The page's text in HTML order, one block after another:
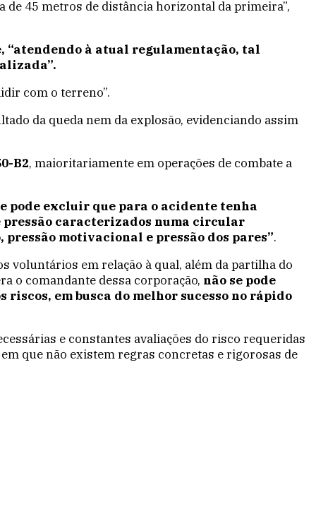
45 metros de distância horizontal da primeira”,
“atendendo à atual regulamentação, tal
com o terreno”.
da queda nem da explosão, evidenciando assim
B2, maioritariamente em operações de combate a
pode excluir que para o acidente tenha
caracterizados numa circular
motivacional e pressão dos pares”.
voluntários em relação à qual, além da partilha do
o comandante dessa corporação, não se pode
em busca do melhor sucesso no rápido
e constantes avaliações do risco requeridas
que não existem regras concretas e rigorosas de